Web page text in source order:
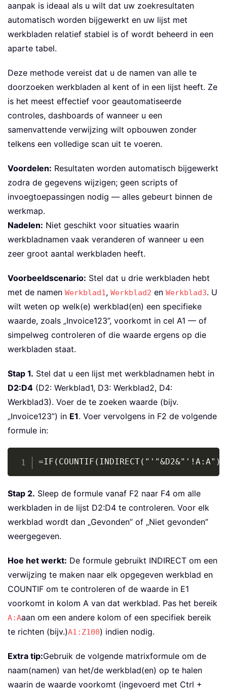
aanpak is ideaal als u wilt dat uw zoekresultaten
automatisch worden bijgewerkt en uw lijst met
werkbladen relatief stabiel is of wordt beheerd in een
aparte tabel.
Deze methode vereist dat u de namen van alle te
doorzoeken werkbladen al kent of in een lijst heeft. Ze
is het meest effectief voor geautomatiseerde
controles, dashboards of wanneer u een
samenvattende verwijzing wilt opbouwen zonder
telkens een volledige scan uit te voeren.
Voordelen: Resultaten worden automatisch bijgewerkt
zodra de gegevens wijzigen; geen scripts of
invoegtoepassingen nodig — alles gebeurt binnen de
werkmap.
Nadelen: Niet geschikt voor situaties waarin
werkbladnamen vaak veranderen of wanneer u een
zeer groot aantal werkbladen heeft.
Voorbeeldscenario: Stel dat u drie werkbladen hebt
met de namen Werkblad1 , Werkblad2 en Werkblad3. U
wilt weten op welk(e) werkblad(en) een specifieke
waarde, zoals „Invoice123”, voorkomt in cel A1 — of
simpelweg controleren of die waarde ergens op die
werkbladen staat.
Stap 1. Stel dat u een lijst met werkbladnamen hebt in
D2:D4 (D2: Werkblad1, D3: Werkblad2, D4:
Werkblad3). Voer de te zoeken waarde (bijv.
„Invoice123”) in E1. Voer vervolgens in F2 de volgende
formule in:
Copy
Stap 2. Sleep de formule vanaf F2 naar F4 om alle
werkbladen in de lijst D2:D4 te controleren. Voor elk
werkblad wordt dan „Gevonden” of „Niet gevonden”
weergegeven.
Hoe het werkt: De formule gebruikt INDIRECT om een
verwijzing te maken naar elk opgegeven werkblad en
COUNTIF om te controleren of de waarde in E1
voorkomt in kolom A van dat werkblad. Pas het bereik
A:Aaan om een andere kolom of een specifiek bereik
te richten (bijv.)A1:Z100) indien nodig.
Extra tip:Gebruik de volgende matrixformule om de
naam(namen) van het/de werkblad(en) op te halen
waarin de waarde voorkomt (ingevoerd met Ctrl +